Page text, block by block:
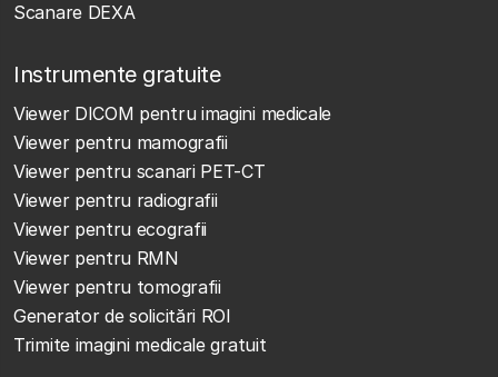
Scanare DEXA
Instrumente gratuite
Viewer DICOM pentru imagini medicale
Viewer pentru mamografii
Viewer pentru scanari PET-CT
Viewer pentru radiografii
Viewer pentru ecografii
Viewer pentru RMN
Viewer pentru tomografii
Generator de solicitări ROI
Trimite imagini medicale gratuit